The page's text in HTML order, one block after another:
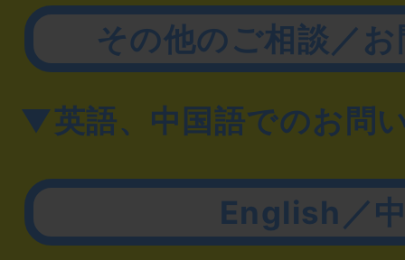
その他のご相談／
▼英語、中国語でのお問
English／